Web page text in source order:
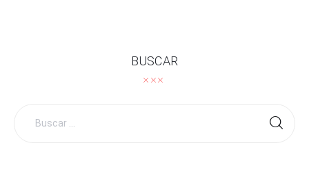
BUSCAR